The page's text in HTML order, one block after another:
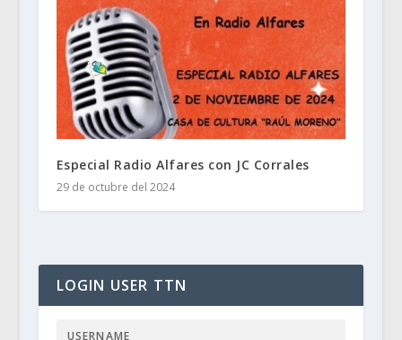
Especial Radio Alfares con JC Corrales
29 de octubre del 2024
LOGIN USER TTN